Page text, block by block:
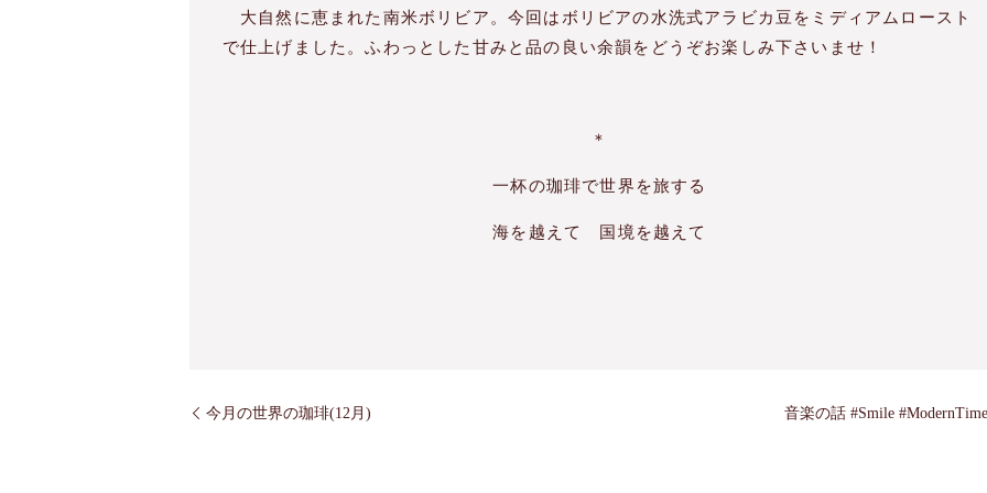
大自然に恵まれた南米ボリビア。今回はボリビアの水洗式アラビカ豆をミディアムロースト
で仕上げました。ふわっとした甘みと品の良い余韻をどうぞお楽しみ下さいませ！
＊
一杯の珈琲で世界を旅する
海を越えて 国境を越えて
今月の世界の珈琲(12月) 音楽の話 #Smile